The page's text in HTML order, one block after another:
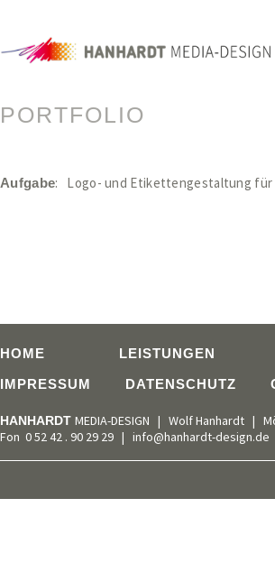
PORTFOLIO
Aufgabe: Logo- und Etikettengestaltung
HOME LEISTUNGEN
IMPRESSUM
DATENSCHUTZ
HANHARDT MEDIA-DESIGN | Wolf Hanhardt |
Fon 0 52 42 . 90 29 29 | info@hanhardt-design.de